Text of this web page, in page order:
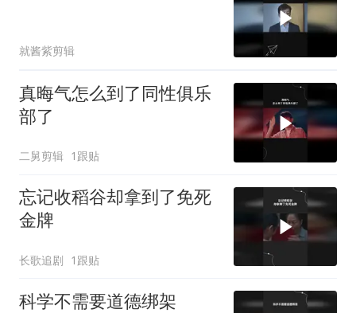
就酱紫剪辑
真晦气怎么到了同性俱乐
部了
二舅剪辑 1跟贴
忘记收稻谷却拿到了免死
金牌
长歌追剧 1跟贴
科学不需要道德绑架